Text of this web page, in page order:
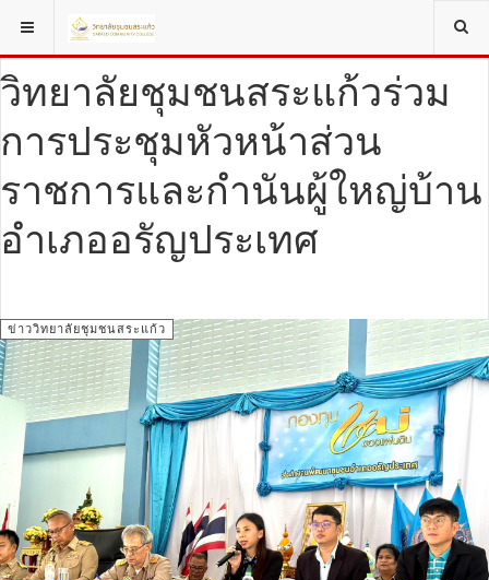
YOU ARE HERE: ข่าววิทยาลัยชุมชนสระแก้ว
วิทยาลัยชุมชนสระแก้วร่วม
การประชุมหัวหน้าส่วน
ราชการและกำนันผู้ใหญ่บ้าน
อำเภออรัญประเทศ
ข่าววิทยาลัยชุมชนสระแก้ว